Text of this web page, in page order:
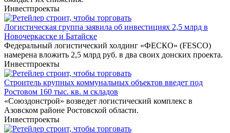
Инвестпроекты
Логистическая группа заявила об инвестициях 2,5 млрд в
Новочеркасске и Батайске
Федеральный логистический холдинг «ФЕСКО» (FESCO)
намерена вложить 2,5 млрд руб. в два своих донских проекта.
Инвестпроекты
Строитель крупных коммунальных объектов введет под
Ростовом 160 тыс. кв. м складов
«Союздонстрой» возведет логистический комплекс в
Азовском районе Ростовской области.
Инвестпроекты